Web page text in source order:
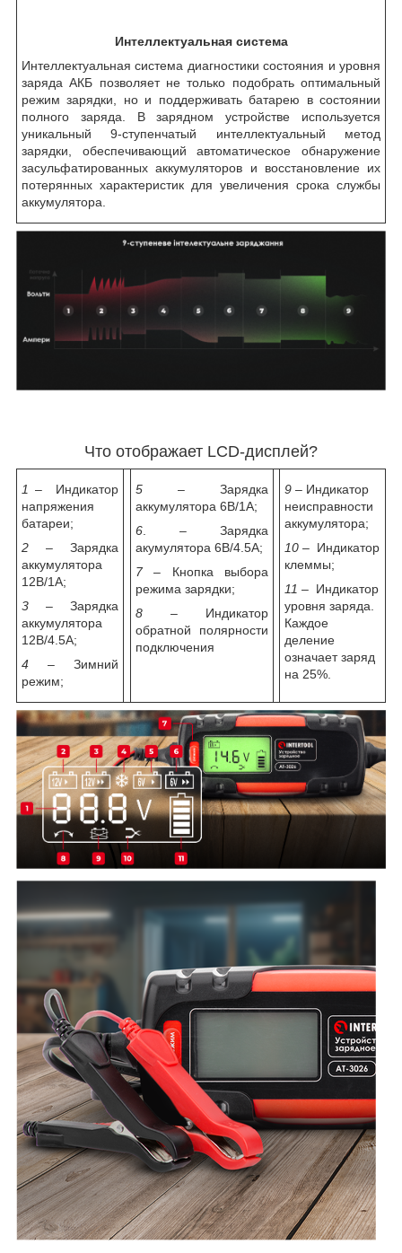
Интеллектуальная система
Интеллектуальная система диагностики состояния и уровня
заряда АКБ позволяет не только подобрать оптимальный
режим зарядки, но и поддерживать батарею в состоянии
полного заряда. В зарядном устройстве используется
уникальный 9-ступенчатый интеллектуальный метод
зарядки, обеспечивающий автоматическое обнаружение
засульфатированных аккумуляторов и восстановление их
потерянных характеристик для увеличения срока службы
аккумулятора.
Что отображает LCD-дисплей?
1 – Индикатор
напряжения
батареи;
2 – Зарядка
аккумулятора
12В/1А;
3 – Зарядка
аккумулятора
12В/4.5А;
4 – Зимний
режим;
5 – Зарядка
аккумулятора 6В/1А;
6
– Зарядка
акумулятора 6В/4.5А;
7– Кнопка выбора
режима зарядки;
8 – Индикатор
обратной полярности
подключения
9 – Индикатор
неисправности
аккумулятора;
10 – Индикатор
клеммы;
11 – Индикатор
уровня заряда.
Каждое
деление
означает заряд
на 25%.